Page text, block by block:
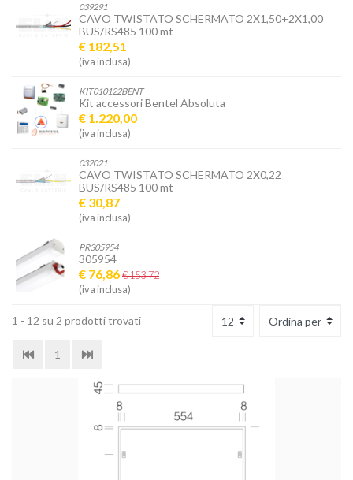
039291
CAVO TWISTATO SCHERMATO 2X1,50+2X1,00
BUS/RS485 100 mt
€ 182,51
(iva inclusa)
KIT010122BENT
Kit accessori Bentel Absoluta
€ 1.220,00
(iva inclusa)
032021
CAVO TWISTATO SCHERMATO 2X0,22
BUS/RS485 100 mt
€ 30,87
(iva inclusa)
PR305954
305954
€ 76,86€ 153,72
(iva inclusa)
1 - 12 su 2 prodotti trovati
1